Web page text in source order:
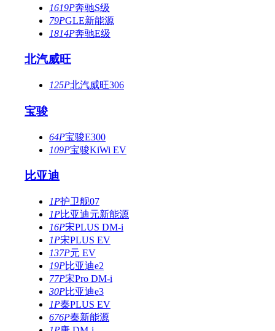
1619P奔驰S级
79PGLE新能源
1814P奔驰E级
北汽威旺
125P北汽威旺306
宝骏
64P宝骏E300
109P宝骏KiWi EV
比亚迪
1P护卫舰07
1P比亚迪元新能源
16P宋PLUS DM-i
1P宋PLUS EV
137P元 EV
19P比亚迪e2
77P宋Pro DM-i
30P比亚迪e3
1P秦PLUS EV
676P秦新能源